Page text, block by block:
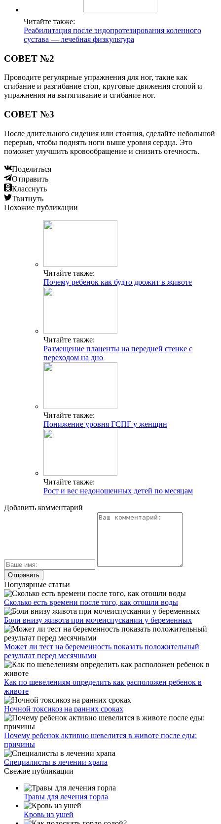
Читайте также:
Реабилитация после эндопротезирования коленного
сустава — лечебная физкультура
СОВЕТ №2
Проводите регулярные упражнения для ног, такие как
сгибание и разгибание стоп, круговые движения стопой и
упражнения на вытягивание и сгибание ног.
СОВЕТ №3
После длительного сидения или стояния, сделайте небольшой
перерыв, чтобы поднять ноги выше уровня сердца. Это
поможет улучшить кровообращение и снизить отечность.
Поделиться
Отправить
Класснуть
Твитнуть
Похожие публикации
Читайте также:
Почему ребенок как будто дрожит в животе
Читайте также:
Размещение плаценты на передней стенке с
переходом на дно
Читайте также:
Понижение уровня ГСПГ у женщин
Читайте также:
Рост и вес недоношенных детей по месяцам
Добавить комментарий
Популярные статьи
Сколько есть времени после того, как отошли воды
Боли внизу живота при мочеиспускании у беременных
Может ли тест на беременность показать положительный
результат перед месячными
Как по шевелениям определить как расположен ребенок в
животе
Ночной токсикоз на ранних сроках
Почему ребенок активно шевелится в животе после еды:
причины
Специалисты в лечении храпа
Свежие публикации
Травы для лечения горла
Кровь из ушей